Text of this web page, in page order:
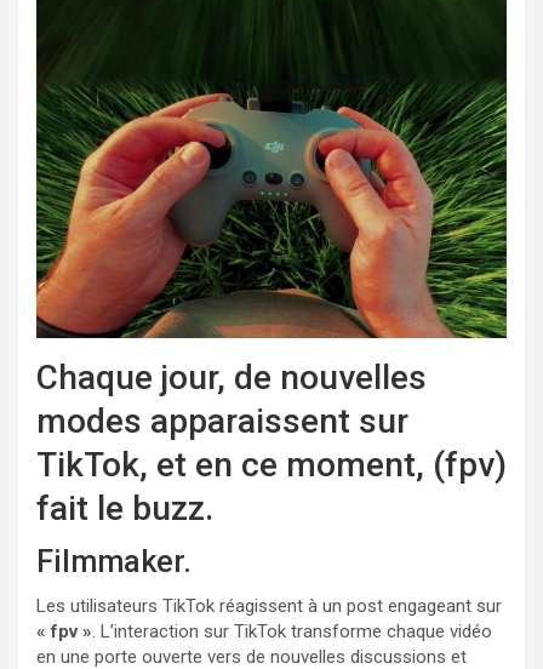
Chaque jour, de nouvelles
modes apparaissent sur
TikTok, et en ce moment, (fpv)
fait le buzz.
Filmmaker.
Les utilisateurs TikTok réagissent à un post engageant sur
« fpv ». L’interaction sur TikTok transforme chaque vidéo
en une porte ouverte vers de nouvelles discussions et